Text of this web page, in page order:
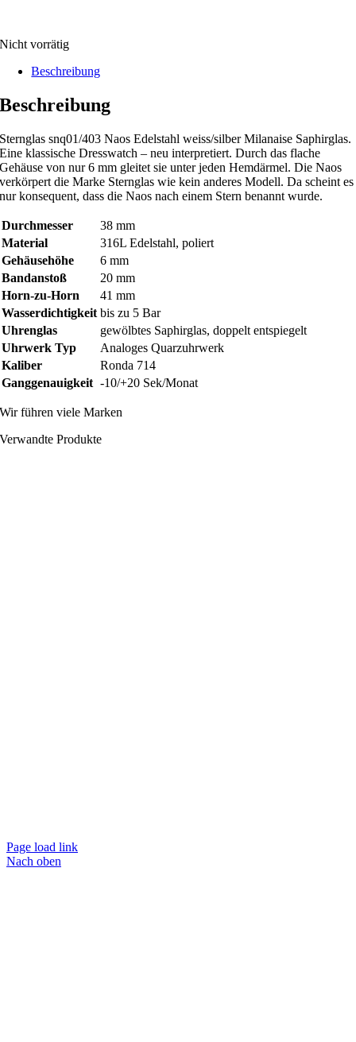
Nicht vorrätig
Beschreibung
Beschreibung
Sternglas snq01/403 Naos Edelstahl weiss/silber Milanaise Saphirglas.
Eine klassische Dresswatch – neu interpretiert. Durch das flache
Gehäuse von nur 6 mm gleitet sie unter jeden Hemdärmel. Die Naos
verkörpert die Marke Sternglas wie kein anderes Modell. Da scheint es
nur konsequent, dass die Naos nach einem Stern benannt wurde.
Durchmesser
38 mm
Material
316L Edelstahl, poliert
Gehäusehöhe
6 mm
Bandanstoß
20 mm
Horn-zu-Horn
41 mm
Wasserdichtigkeit bis zu 5 Bar
Uhrenglas
gewölbtes Saphirglas, doppelt entspiegelt
Uhrwerk Typ
Analoges Quarzuhrwerk
Kaliber
Ronda 714
Ganggenauigkeit -10/+20 Sek/Monat
Wir führen viele Marken
Verwandte Produkte
Page load link
Nach oben